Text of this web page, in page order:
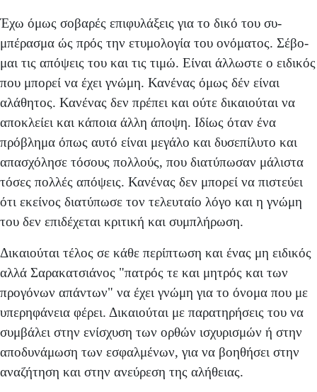
Έχω όμως σοβαρές επιφυλάξεις για το δικό του συ­
μπέρασμα ώς πρός την ετυμολογία του ονόματος. Σέβο­
μαι τις απόψεις του και τις τιμώ. Είναι άλλωστε ο ειδικός
που μπορεί να έχει γνώμη. Κανένας όμως δέν είναι
αλάθη­τος. Κανένας δεν πρέπει και ούτε δικαιούται να
αποκλείει και κάποια άλλη άποψη. Ιδίως όταν ένα
πρόβλημα όπως αυτό είναι μεγάλο και δυσεπίλυτο και
απασχόλησε τόσους πολλούς, που διατύπωσαν μάλιστα
τόσες πολλές από­ψεις. Κανένας δεν μπορεί να πιστεύει
ότι εκείνος διατύ­πωσε τον τελευταίο λόγο και η γνώμη
του δεν επιδέχεται κριτική και συμπλήρωση.
Δικαιούται τέλος σε κάθε περίπτωση και ένας μη ειδι­κός
αλλά Σαρακατσιάνος "πατρός τε και μητρός και των
προγόνων απάντων" να έχει γνώμη για το όνομα που με
υπερηφάνεια φέρει. Δικαιούται με παρατηρήσεις του να
συμβάλει στην ενίσχυση των ορθών ισχυρισμών ή στην
αποδυνάμωση των εσφαλμένων, για να βοηθήσει στην
αναζήτηση και στην ανεύρεση της αλήθειας.